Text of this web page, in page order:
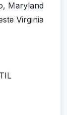
Maryland
Virginia